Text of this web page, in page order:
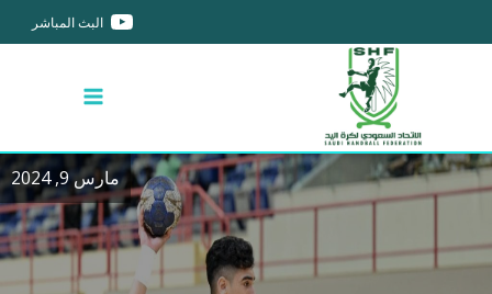
البث المباشر
مارس 9, 2024